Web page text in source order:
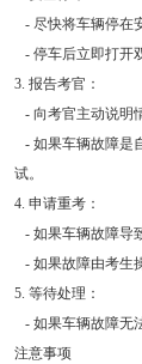
- 尽快将车辆停在
- 停车后立即打开
3. 报告考官：
- 向考官主动说明
- 如果车辆故障是
试。
4. 申请重考：
- 如果车辆故障导
- 如果故障由考生
5. 等待处理：
- 如果车辆故障无
注意事项